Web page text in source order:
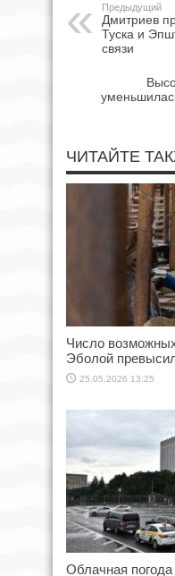
Предыдущий
Дмитриев
Туска и
связи
ЧИТАЙТЕ
Число
Эболой
25.05.2026 13:25
Облачная